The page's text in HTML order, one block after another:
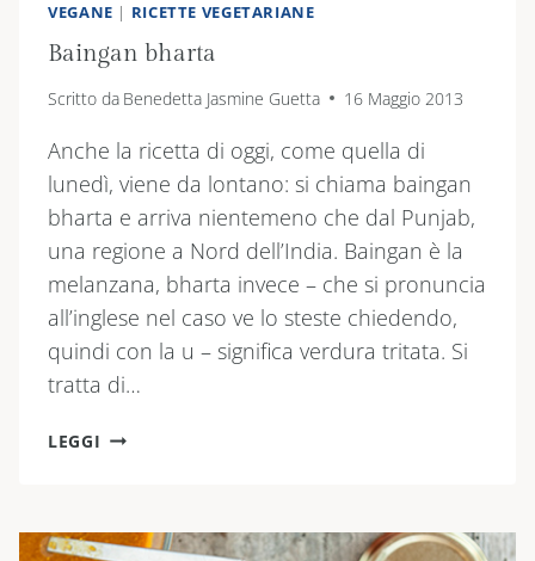
VEGANE | RICETTE VEGETARIANE
Baingan bharta
Scritto da Benedetta Jasmine Guetta 16 Maggio 2013
Anche la ricetta di oggi, come quella di
lunedì, viene da lontano: si chiama baingan
bharta e arriva nientemeno che dal Punjab,
una regione a Nord dell’India. Baingan è la
melanzana, bharta invece – che si pronuncia
all’inglese nel caso ve lo steste chiedendo,
quindi con la u – significa verdura tritata. Si
tratta di…
LEGGI BAINGAN